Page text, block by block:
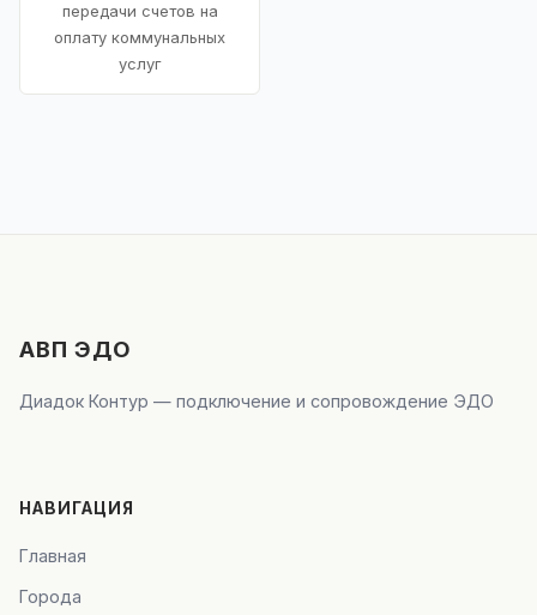
передачи счетов на
оплату коммунальных
услуг
АВП ЭДО
Диадок Контур — подключение и сопровождение ЭДО
НАВИГАЦИЯ
Главная
Города